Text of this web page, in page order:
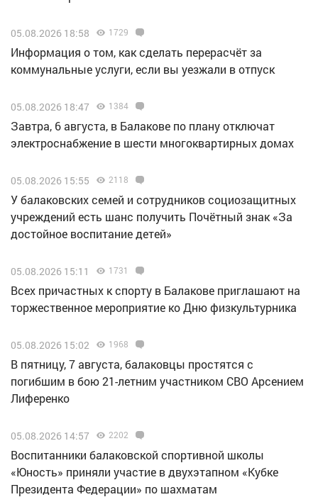
05.08.2026 18:58 1729
Информация о том, как сделать перерасчёт за
коммунальные услуги, если вы уезжали в отпуск
05.08.2026 18:47 1384
Завтра, 6 августа, в Балакове по плану отключат
электроснабжение в шести многоквартирных домах
05.08.2026 15:55 2118
У балаковских семей и сотрудников социозащитных
учреждений есть шанс получить Почётный знак «За
достойное воспитание детей»
05.08.2026 15:11 1731
Всех причастных к спорту в Балакове приглашают на
торжественное мероприятие ко Дню физкультурника
05.08.2026 15:02 1968
В пятницу, 7 августа, балаковцы простятся с
погибшим в бою 21-летним участником СВО Арсением
Лиференко
05.08.2026 14:57 2202
Воспитанники балаковской спортивной школы
«Юность» приняли участие в двухэтапном «Кубке
Президента Федерации» по шахматам